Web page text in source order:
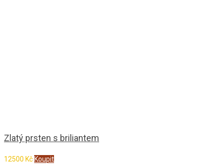
Zlatý prsten s briliantem
12500 Kč Koupit